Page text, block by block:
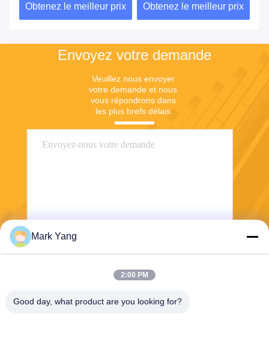
Tiffany
Obtenez le meilleur prix Obtenez le meilleur prix
Envoyez votre demande
Veuillez nous envoyer
votre demande et nous
vous répondrons dans
les plus brefs délais.
Envoyer
Mark Yang
2:00 PM
Good day, what product are you looking for?